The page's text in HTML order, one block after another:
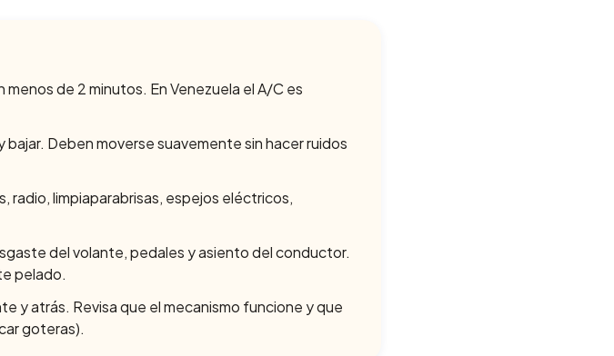
de 2 minutos. En Venezuela el A/C es
bajar. Deben moverse suavemente sin hacer ruidos
radio, limpiaparabrisas, espejos eléctricos,
del volante, pedales y asiento del conductor.
pelado.
y atrás. Revisa que el mecanismo funcione y que
goteras).